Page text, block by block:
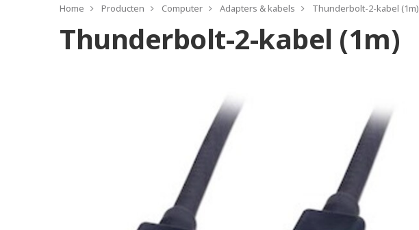
Home Producten Computer Adapters & kabels Thunderbolt-2-kabel (1m)
Thunderbolt-2-kabel (1m)